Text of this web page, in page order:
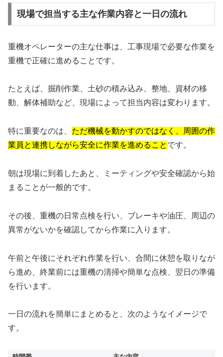
現場で担当する主な作業内容と一日の流れ
重機オペレーターの主な仕事は、工事現場で必要な作業を
重機で正確に進めることです。
たとえば、掘削作業、土砂の積み込み、整地、資材の移
動、解体補助など、現場によって担当内容は変わります。
特に重要なのは、 ただ機械を動かすのではなく、周囲の作
業員と連携しながら安全に作業を進めること です。
朝は現場に到着したあと、ミーティングや安全確認から始
まることが一般的です。
その後、重機の日常点検を行い、ブレーキや油圧、周辺の
異常がないかを確認してから作業に入ります。
午前と午後にそれぞれ作業を行い、合間に休憩を取りなが
ら進め、終業前には重機の清掃や簡単な点検、翌日の準備
を行います。
一日の流れを簡単にまとめると、次のようなイメージで
す。